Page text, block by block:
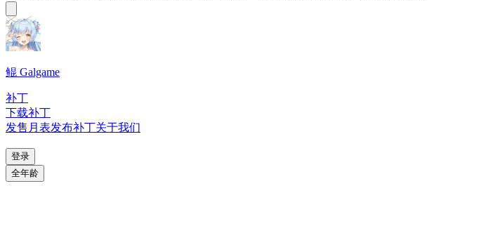
鲲 Galgame
补丁
下载补丁
发售月表发布补丁关于我们
登录
全年龄